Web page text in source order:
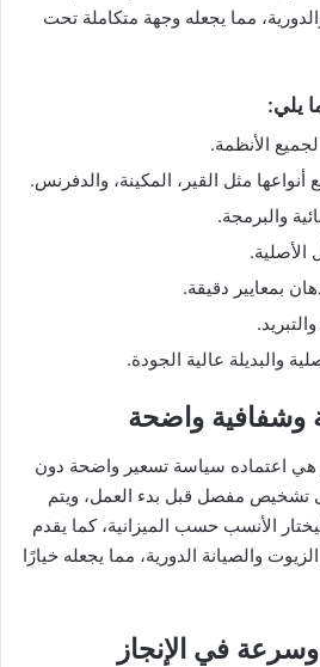
مما يجعله وجهة متكاملة تحت
يلي:
الأنظمة.
أنواعها مثل القير، المكينة، والدفرنس.
والبرمجة.
الأصلية.
بمعايير دقيقة.
والبديلة عالية الجودة.
وشفافية واضحة
هي اعتماده سياسة تسعير واضحة دون
تشخيص مفصل قبل بدء العمل، ويتم
الأنسب حسب الميزانية، كما يقدم
والصيانة الدورية، مما يجعله خيارًا
وسرعة في الإنجاز